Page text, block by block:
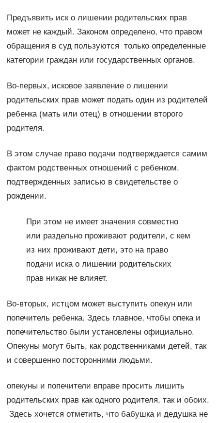
Предъявить иск о лишении родительских прав
может не каждый. Законом определено, что правом
обращения в суд пользуются только определенные
категории граждан или государственных органов.
Во-первых, исковое заявление о лишении
родительских прав может подать один из родителей
ребенка (мать или отец) в отношении второго
родителя.
В этом случае право подачи подтверждается самим
фактом родственных отношений с ребенком.
подтвержденных записью в свидетельстве о
рождении.
При этом не имеет значения совместно
или раздельно проживают родители, с кем
из них проживают дети, это на право
подачи иска о лишении родительских
прав никак не влияет.
Во-вторых, истцом может выступить опекун или
попечитель ребенка. Здесь главное, чтобы опека и
попечительство были установлены официально.
Опекуны могут быть, как родственниками детей, так
и совершенно посторонними людьми.
опекуны и попечители вправе просить лишить
родительских прав как одного родителя, так и обоих.
Здесь хочется отметить, что бабушка и дедушка не